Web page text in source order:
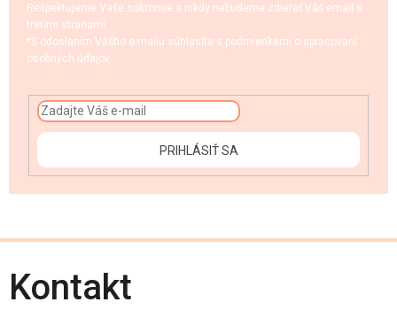
Rešpektujeme Vaše súkromie a nikdy nebudeme zdieľať Váš email s
tretími stranami.
*S odoslaním Vášho e-mailu súhlasíte s podmienkami o spracovaní
osobných údajov.
PRIHLÁSIŤ SA
Kontakt